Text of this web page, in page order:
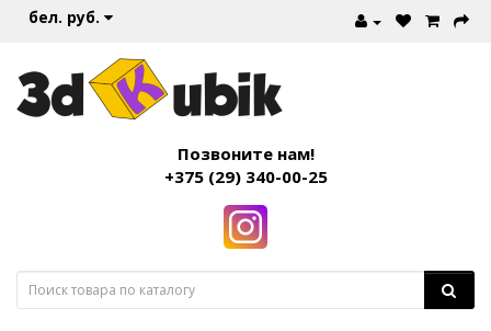
бел. руб.
Позвоните нам!
+375 (29) 340-00-25